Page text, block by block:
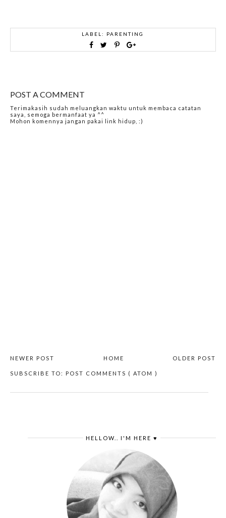
LABEL: PARENTING
POST A COMMENT
Terimakasih sudah meluangkan waktu untuk membaca catatan
saya, semoga bermanfaat ya ^^
Mohon komennya jangan pakai link hidup, :)
NEWER POST OLDER POST
HOME
SUBSCRIBE TO: POST COMMENTS ( ATOM )
HELLOW.. I'M HERE ♥